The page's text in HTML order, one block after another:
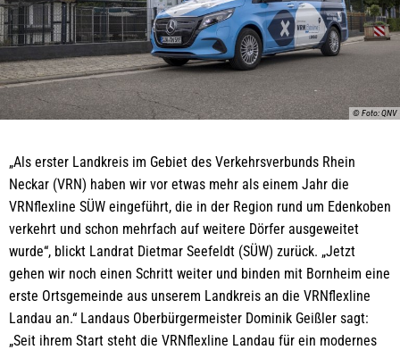
© Foto: QNV
„Als erster Landkreis im Gebiet des Verkehrsverbunds Rhein
Neckar (VRN) haben wir vor etwas mehr als einem Jahr die
VRNflexline SÜW eingeführt, die in der Region rund um Edenkoben
verkehrt und schon mehrfach auf weitere Dörfer ausgeweitet
wurde“, blickt Landrat Dietmar Seefeldt (SÜW) zurück. „Jetzt
gehen wir noch einen Schritt weiter und binden mit Bornheim eine
erste Ortsgemeinde aus unserem Landkreis an die VRNflexline
Landau an.“ Landaus Oberbürgermeister Dominik Geißler sagt:
„Seit ihrem Start steht die VRNflexline Landau für ein modernes